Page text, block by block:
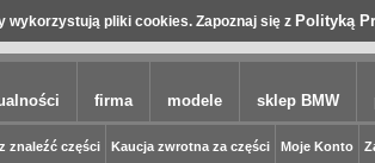
wykorzystują pliki cookies. Zapoznaj się z Polityką
firma modele sklep BMW
znaleźć części Kaucja zwrotna za części Moje Konto